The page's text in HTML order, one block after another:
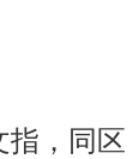
指，同区